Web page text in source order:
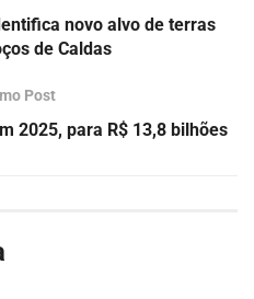
novo alvo de terras
de Caldas
Post
2025, para R$ 13,8 bilhões